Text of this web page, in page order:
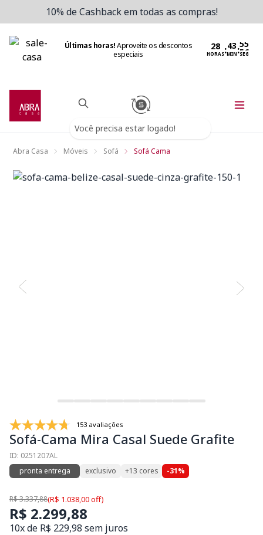
10% de Cashback em todas as compras!
Últimas horas!Aproveite os descontos
especiais
HORAS:MIN:SEG
Você precisa estar logado!
Abra Casa Móveis Sofá Sofá Cama
153 avaliações
Sofá-Cama Mira Casal Suede Grafite
ID: 0251207AL
pronta entrega
exclusivo +13 cores -31%
R$ 3.337,88(R$ 1.038,00 off)
R$ 2.299,88
10x de R$ 229,98 sem juros